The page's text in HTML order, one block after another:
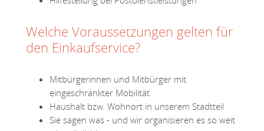
Welche Voraussetzungen gelten für
den Einkaufservice?
Mitbürgerinnen und Mitbürger mit
eingeschränkter Mobilität
Haushalt bzw. Wohnort in unserem Stadtteil
Sie sagen was - und wir organisieren es so weit